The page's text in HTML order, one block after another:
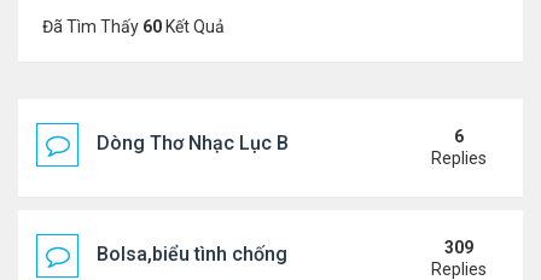
Đã Tìm Thấy 60 Kết Quả
Dòng Thơ Nhạc Lục Bát Trích Đoạn - Gõ Google:
6
Replies
Bolsa,biểu tình chống ca nô.
309
Replies